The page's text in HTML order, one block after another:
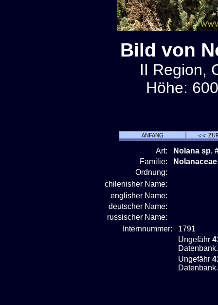
Bild von
II Region,
Höhe:
Art:
Nolana sp.
Familie:
Nolanaceae
Ordnung:
chilenisher Name:
englisher Name:
deutscher Name:
russischer Name:
Internnummer:
1791
Ungefähr
Datenbank.
Ungefähr
Datenbank.